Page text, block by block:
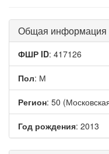
Общая информация
ФШР ID: 417126
Пол: М
Регион: 50
Год рождения: 2013